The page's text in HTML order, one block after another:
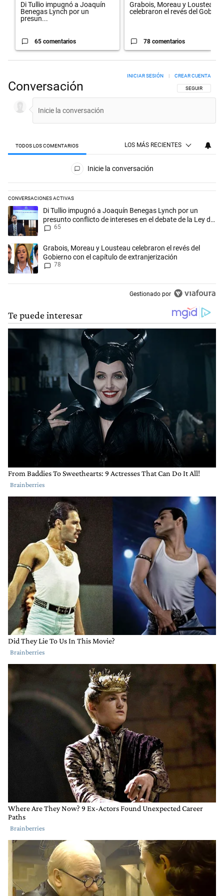
Di Tullio impugnó a Joaquín
Benegas Lynch por un
presun...
65 comentarios
Grabois, Moreau y Lousteau
celebraron el revés del Gobi...
78 comentarios
Conversación SIGA ESTA
SEGUIR
INICIAR SESIÓN CREAR CUENTA
TODOS LOS COMENTARIOS LOS MÁS RECIENTES
Todos los comentarios
Inicie la conversación
CONVERSACIONES ACTIVAS
Este listado muestra los artículos con más comentarios en los
Un artículo de tendencia con el título "Di Tullio impugnó a Joaquín
Di Tullio impugnó a Joaquín Benegas Lynch por un
presunto conflicto de intereses en el debate de la Ley de
Tierras
65
Un artículo de tendencia con el título "Grabois, Moreau y Lousteau
Grabois, Moreau y Lousteau celebraron el revés del
Gobierno con el capítulo de extranjerización
78
Gestionado por